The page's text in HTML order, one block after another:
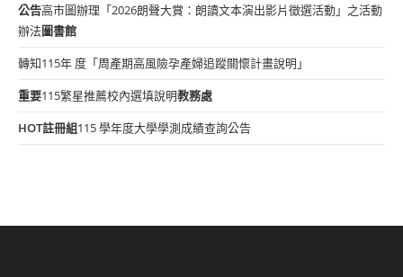
公告高市圖辦理「2026朗聲大賞：朗讀文本演出影片徵選活動」之活動
辦法圖書館
轉知115年 度「周產期高風險孕產婦追蹤關懷計畫說明」
重要115繁星推薦校內選填說明教務處
HOT註冊組115 學年度大學學測成績查詢公告